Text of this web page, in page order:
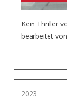
Kein Thriller
bearbeitet
2023